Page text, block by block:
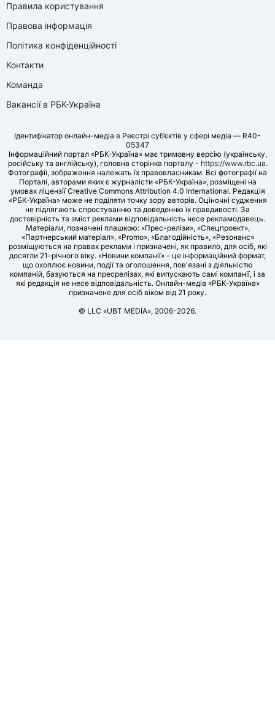
Правила користування
Правова інформація
Політика конфіденційності
Контакти
Команда
Вакансії в РБК-Україна
Ідентифікатор онлайн-медіа в Реєстрі суб’єктів у сфері медіа — R40-
05347
Інформаційний портал «РБК-Україна» має тримовну версію (українську,
російську та англійську), головна сторінка порталу - https://www.rbc.ua.
Фотографії, зображення належать їх правовласникам. Всі фотографії на
Порталі, авторами яких є журналісти «РБК-Україна», розміщені на
умовах ліцензії Creative Commons Attribution 4.0 International. Редакція
«РБК-Україна» може не поділяти точку зору авторів. Оціночні судження
не підлягають спростуванню та доведенню їх правдивості. За
достовірність та зміст реклами відповідальність несе рекламодавець.
Матеріали, позначені плашкою: «Прес-релізи», «Спецпроект»,
«Партнерський матеріал», «Promo», «Благодійність», «Резонанс»
розміщуються на правах реклами і призначені, як правило, для осіб, які
досягли 21-річного віку. «Новини компанії» - це інформаційний формат,
що охоплює новини, події та оголошення, пов'язані з діяльністю
компаній, базуються на пресрелізах, які випускають самі компанії, і за
які редакція не несе відповідальність. Онлайн-медіа «РБК-Україна»
призначене для осіб віком від 21 року.
© LLC «UBT MEDIA», 2006-2026.